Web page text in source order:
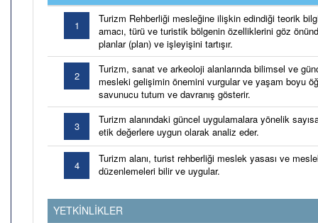
1
Turizm Rehberliği mesleğine ilişkin edindiği teorik
amacı, türü ve turistik bölgenin özelliklerini göz
planlar (plan) ve işleyişini tartışır.
2
Turizm, sanat ve arkeoloji alanlarında bilimsel ve
mesleki gelişimin önemini vurgular ve yaşam boyu
savunucu tutum ve davranış gösterir.
3
Turizm alanındaki güncel uygulamalara yönelik
etik değerlere uygun olarak analiz eder.
4
Turizm alanı, turist rehberliği meslek yasası ve
düzenlemeleri bilir ve uygular.
YETKİNLİKLER